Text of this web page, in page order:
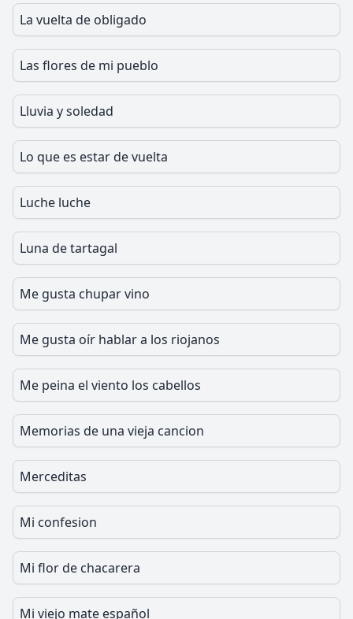
La vuelta de obligado
Las flores de mi pueblo
Lluvia y soledad
Lo que es estar de vuelta
Luche luche
Luna de tartagal
Me gusta chupar vino
Me gusta oír hablar a los riojanos
Me peina el viento los cabellos
Memorias de una vieja cancion
Merceditas
Mi confesion
Mi flor de chacarera
Mi viejo mate español